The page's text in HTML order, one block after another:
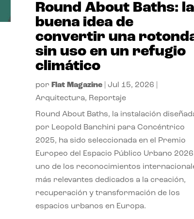
Round About Baths: la
buena idea de
convertir una
sin uso en un refugio
climático
por Flat Magazine| Jul 15, 2026
Arquitectura, Reportaje
Round About Baths, la instalación
por Leopold Banchini para Concéntrico
2025, ha sido seleccionada en el Premio
Europeo del Espacio Público Urbano
uno de los reconocimientos
más relevantes dedicados a la creación,
recuperación y transformación de los
espacios urbanos en Europa.